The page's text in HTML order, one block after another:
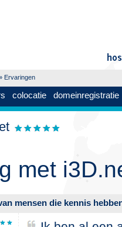
Ervaringen
colocatie domeinregistratie
met
mensen die kennis